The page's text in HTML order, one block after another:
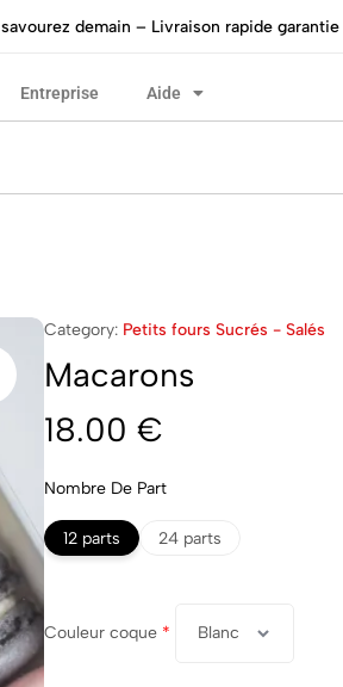
demain – Livraison rapide garantie
Entreprise Aide
Category: Petits fours Sucrés - Salés
Macarons
18.00 €
Nombre De Part
12 parts 24 parts
Couleur coque *